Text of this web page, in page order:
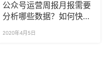
公众号运营周报月报需要
分析哪些数据？如何快速
2020年4月5日